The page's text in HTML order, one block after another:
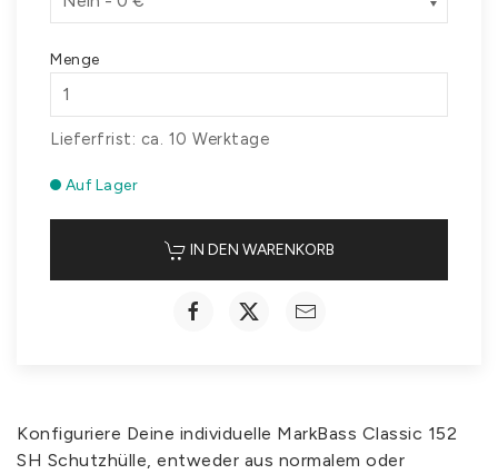
Menge
Lieferfrist: ca. 10 Werktage
Auf Lager
IN DEN WARENKORB
Konfiguriere Deine individuelle MarkBass Classic 152
SH Schutzhülle, entweder aus normalem oder